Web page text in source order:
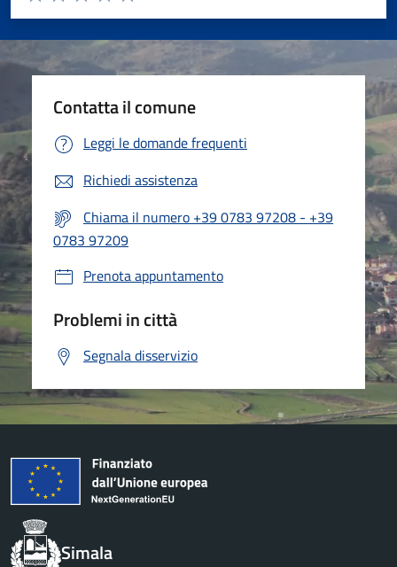
Valuta 5 stelle su 5
Valuta 4 stelle su 5
Valuta 3 stelle su 5
Valuta 2 stelle su 5
Valuta 1 stelle su 5
Contatta il comune
Leggi le domande frequenti
Richiedi assistenza
Chiama il numero +39 0783 97208 - +39
0783 97209
Prenota appuntamento
Problemi in città
Segnala disservizio
Simala